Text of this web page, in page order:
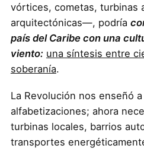
vórtices, cometas, turbinas
arquitectónicas—, podría
país del Caribe con una
viento: una síntesis entre
soberanía.
La Revolución nos enseñó
alfabetizaciones; ahora
turbinas locales, barrios
transportes